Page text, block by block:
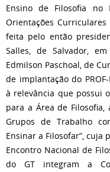
Ensino de Filosofia no
Orientações
feita pelo então
Salles, de Salvador,
Edmilson Paschoal, de
de implantação do
à relevância que possui
para a Área de Filosofia,
Grupos de Trabalho
Ensinar a Filosofar”,
Encontro Nacional de
do GT integram a